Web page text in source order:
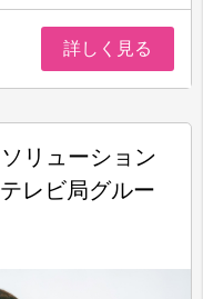
詳しく見る
リューション
ビ局グルー